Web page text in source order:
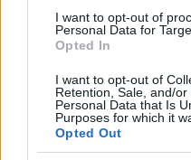
I want to opt-out of
Personal Data for
Opted In
I want to opt-out of
Retention, Sale, and/
Personal Data that Is
Purposes for which it
Opted Out
Párosítsd a frissített
Office Professional 2021
rendszer mind a
szórakozáshoz. Ez az
alkalmazásokat
PowerPoint és még